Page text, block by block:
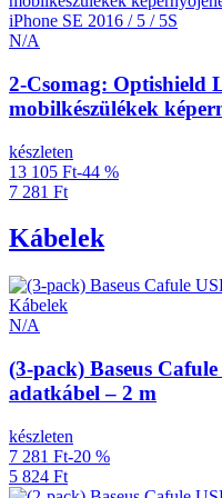
iPhone SE 2016 / 5 / 5S
N/A
2-Csomag: Optishield
mobilkészülékek
készleten
13 105 Ft-44 %
7 281 Ft
Kábelek
Kábelek
N/A
(3-pack) Baseus
adatkábel – 2 m
készleten
7 281 Ft-20 %
5 824 Ft